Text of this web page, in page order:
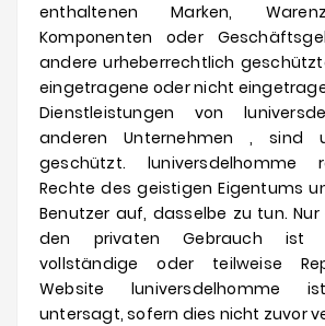
enthaltenen Marken,
Komponenten oder
andere urheberrechtlich
eingetragene oder nicht
Dienstleistungen von
anderen Unternehmen , sind
geschützt.
luniversdelhomme
Rechte des geistigen Eigentums
Benutzer auf, dasselbe zu tun.
den privaten Gebrauch ist
vollständige oder teilweise
Website luniversdelhomme ist
untersagt, sofern dies nicht zuvor